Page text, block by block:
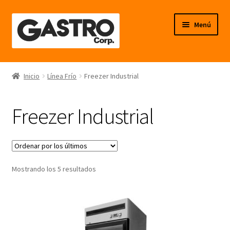
al
contenido
Menú
Línea Frío
Línea Neutro
Línea Balanzas
Línea Carpintería Metálica
Inicio Línea Frío Freezer Industrial
Freezer Industrial
Mostrando los 5 resultadosOrdenado
últimos